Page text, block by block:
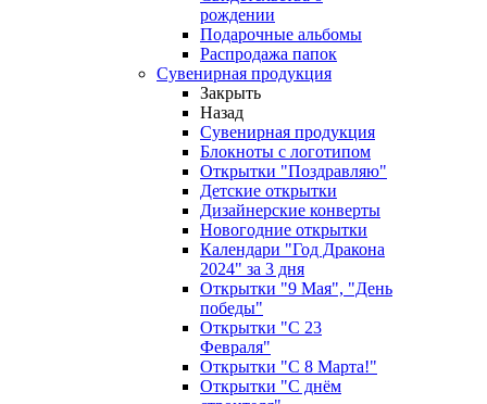
рождении
Подарочные альбомы
Распродажа папок
Сувенирная продукция
Закрыть
Назад
Сувенирная продукция
Блокноты с логотипом
Открытки "Поздравляю"
Детские открытки
Дизайнерские конверты
Новогодние открытки
Календари "Год Дракона
2024" за 3 дня
Открытки "9 Мая", "День
победы"
Открытки "С 23
Февраля"
Открытки "С 8 Марта!"
Открытки "С днём